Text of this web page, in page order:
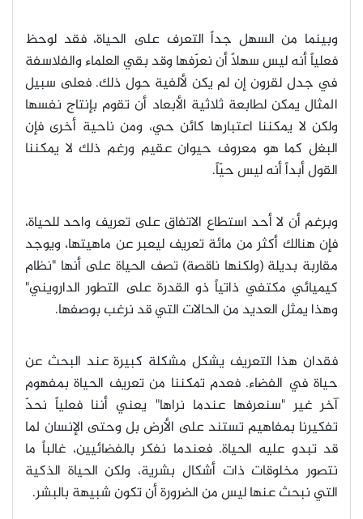
وبينما من السهل جداً التعرف على الحياة، فقد لوحظ
فعلياً أنه ليس سهلاً أن نعرّفها وقد بقي العلماء والفلاسفة
في جدل لقرون إن لم يكن لألفية حول ذلك. فعلى سبيل
المثال يمكن لطابعة ثلاثية الأبعاد أن تقوم بإنتاج نفسها
ولكن لا يمكننا اعتبارها كائن حي، ومن ناحية أخرى فإن
البغل كما هو معروف حيوان عقيم ورغم ذلك لا يمكننا
القول أبداً أنه ليس حيّاً.
وبرغم أن لا أحد استطاع الاتفاق على تعريف واحد للحياة،
فإن هنالك أكثر من مائة تعريف ليعبر عن ماهيتها، ويوجد
مقاربة بديلة (ولكنها ناقصة) تصف الحياة على أنها "نظام
كيميائي مكتفي ذاتياً ذو القدرة على التطور الدارويني"
وهذا يمثل العديد من الحالات التي قد نرغب بوصفها.
فقدان هذا التعريف يشكل مشكلة كبيرة عند البحث عن
حياة في الفضاء. فعدم تمكننا من تعريف الحياة بمفهوم
آخر غير "سنعرفها عندما نراها" يعني أننا فعلياً نحدّ
تفكيرنا بمفاهيم تستند على الأرض بل وحتى الإنسان لما
قد تبدو عليه الحياة. فعندما نفكر بالفضائيين، غالباً ما
نتصور مخلوقات ذات أشكال بشرية، ولكن الحياة الذكية
التي نبحث عنها ليس من الضرورة أن تكون شبيهة بالبشر.